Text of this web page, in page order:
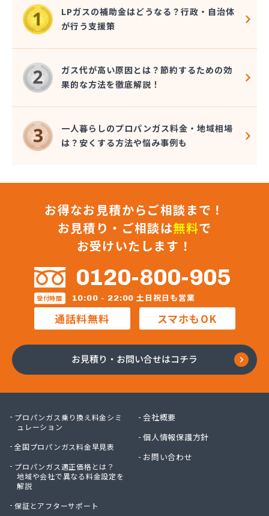
LPガスの補助金はどうなる？行政・自治体
が行う支援策
ガス代が高い原因とは？節約するための効
果的な方法を徹底解説！
一人暮らしのプロパンガス料金・地域相場
は？安くする方法や悩み事例も
お得なお見積からご相談まで！
お見積り・ご相談は無料で
お受けいたします！
0120-800-905
受付時間 10:00 - 22:00 土日祝日も営業
通話料無料 スマホもOK
お見積り・お問い合せはコチラ
プロパンガス乗り換え料金シミ
ュレーション
全国プロパンガス料金早見表
プロパンガス適正価格とは？
地域や会社で異なる料金設定を
解説
保証とアフターサポート
会社概要
個人情報保護方針
お問い合わせ